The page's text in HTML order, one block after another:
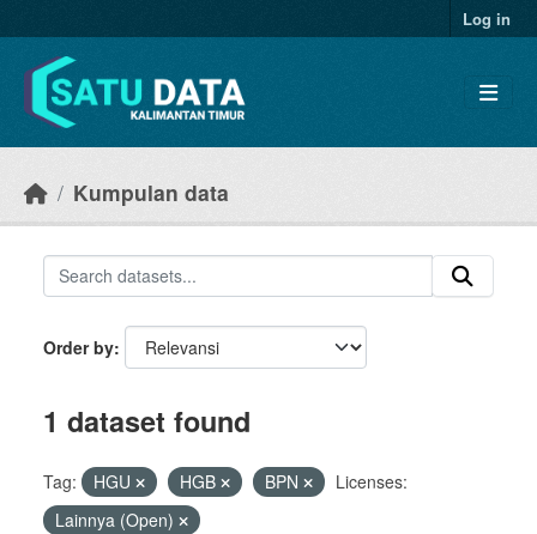
Log in
Kumpulan data
Order by
1 dataset found
Tag: HGU HGB BPN
Licenses:
Lainnya (Open)